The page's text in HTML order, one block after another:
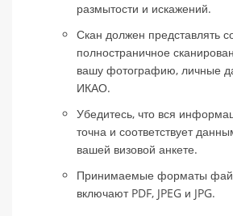
размытости и искажений.
Скан должен представлять
полностраничное
вашу фотографию, личные
ИКАО.
Убедитесь, что вся
точна и соответствует
вашей визовой анкете.
Принимаемые форматы
включают PDF, JPEG и JPG.